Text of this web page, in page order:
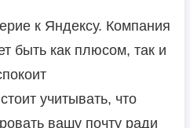
к Яндексу. Компания
быть как плюсом, так и
учитывать, что
вашу почту ради